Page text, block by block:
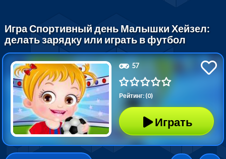
Игра Спортивный день Малышки Хейзел:
делать зарядку или играть в футбол
57
Рейтинг: (0)
Играть